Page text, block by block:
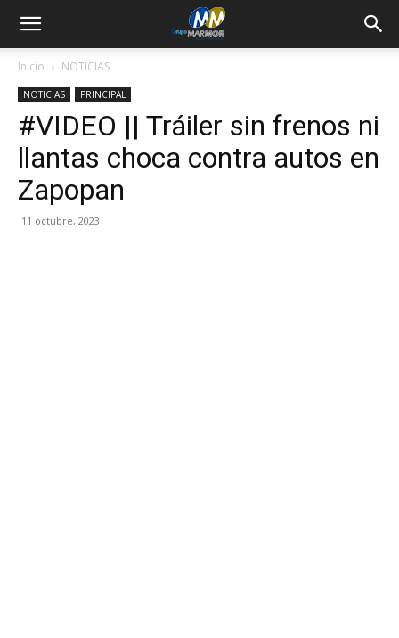
Inicio NOTICIAS
NOTICIAS PRINCIPAL
#VIDEO || Tráiler sin frenos ni
llantas choca contra autos en
Zapopan
11 octubre, 2023